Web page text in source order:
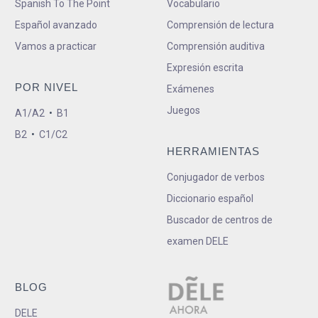
Spanish To The Point
Español avanzado
Vamos a practicar
POR NIVEL
A1/A2 • B1
B2 • C1/C2
Vocabulario
Comprensión de lectura
Comprensión auditiva
Expresión escrita
Exámenes
Juegos
HERRAMIENTAS
Conjugador de verbos
Diccionario español
Buscador de centros de
examen DELE
BLOG
DELE